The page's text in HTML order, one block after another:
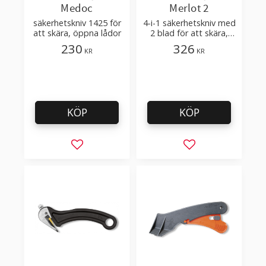
Medoc
säkerhetskniv 1425 för
att skära, öppna lådor
230 KR
Lägg till i favoriter
KÖP
Merlot 2
4-i-1 säkerhetskniv med
2 blad för att skära,
öppna kartonger
326 KR
Lägg till i
KÖP